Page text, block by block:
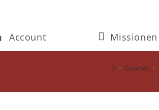
Account Missionen
> Courses >